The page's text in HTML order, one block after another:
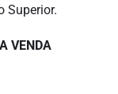
Superior.
VENDA